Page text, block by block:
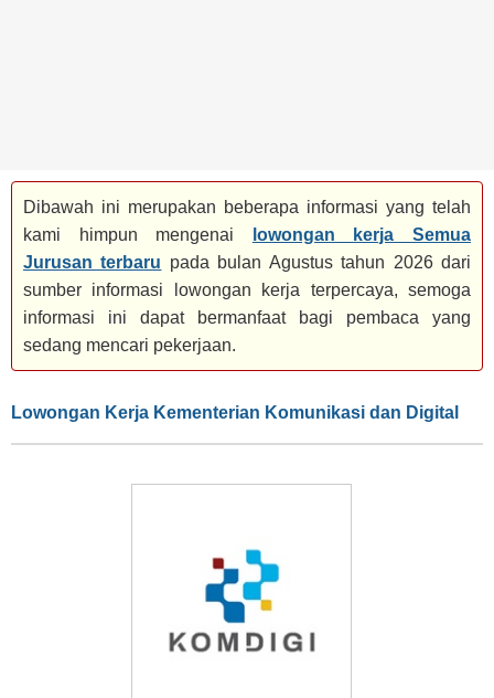
Dibawah ini merupakan beberapa informasi yang telah
kami himpun mengenai
lowongan kerja Semua
Jurusan terbaru pada bulan Agustus tahun 2026 dari
sumber informasi lowongan kerja terpercaya, semoga
informasi ini dapat bermanfaat bagi pembaca yang
sedang mencari pekerjaan.
Lowongan Kerja Kementerian Komunikasi dan Digital